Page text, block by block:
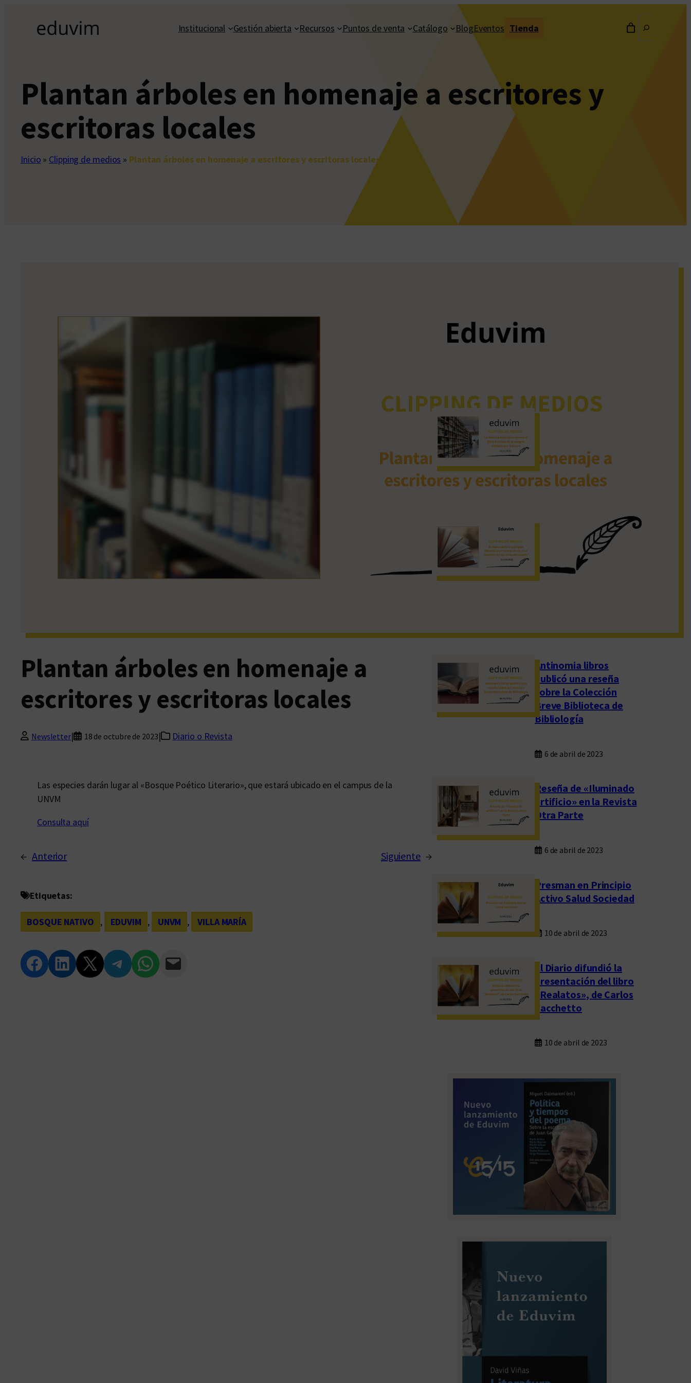
contenido
Institucional Gestión abierta Recursos Puntos de venta Catálogo BlogEventos Tienda
Plantan árboles en homenaje a escritores y
escritoras locales
Inicio » Clipping de medios » Plantan árboles en homenaje a escritores y escritoras locales
Plantan árboles en homenaje a
escritores y escritoras locales
Newsletter| 18 de octubre de 2023| Diario o Revista
Las especies darán lugar al «Bosque Poético Literario», que estará ubicado en el campus de la
UNVM
Consulta aquí
← Anterior Siguiente →
Etiquetas:
BOSQUE NATIVO , EDUVIM , UNVM , VILLA MARÍA
Compartir en Facebook Compartir en LinkedIn Compartir en Twitter Compartir en Telegram Compartir en WhatsApp Compartir vía Email
Antiguos clipping de
por Eduvim
Antropologías
difundió la
presentación de
«¿Qué hacemos con
1 de abril de 2023
Antinomia libros
publicó una reseña
sobre la Colección
Breve Biblioteca de
Bibliología
6 de abril de 2023
Reseña de «Iluminado
artificio» en la Revista
Otra Parte
6 de abril de 2023
Presman en Principio
Activo Salud Sociedad
10 de abril de 2023
El Diario difundió la
presentación del libro
«Realatos», de Carlos
Sacchetto
10 de abril de 2023